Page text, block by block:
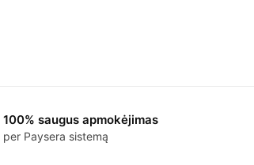
100% saugus apmokėjimas
per Paysera sistemą